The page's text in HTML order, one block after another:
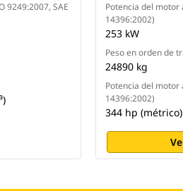
9249:2007, SAE
Potencia del motor
14396:2002)
253 kW
Peso en orden de
24890 kg
Potencia del motor
14396:2002)
344 hp (métrico)